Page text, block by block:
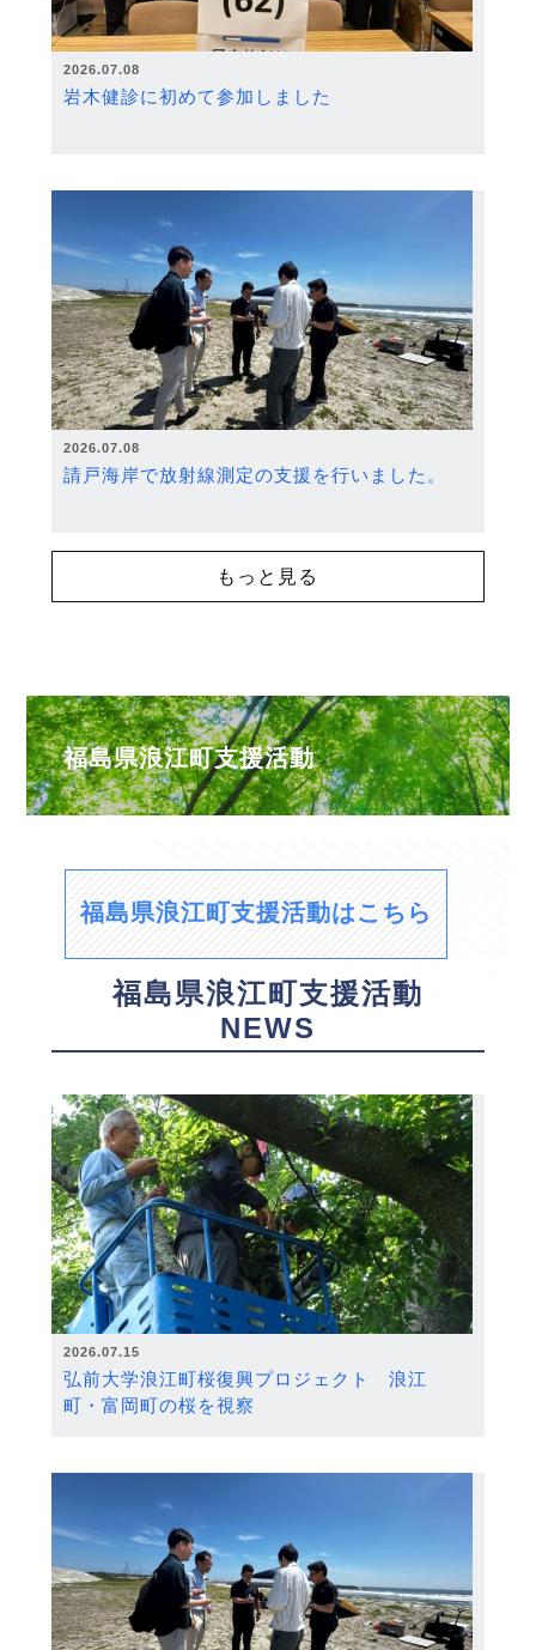
2026.07.08
岩木健診に初めて参加しました
2026.07.08
請戸海岸で放射線測定の支援を行いました。
もっと見る
福島県浪江町支援活動
福島県浪江町支援活動はこちら
福島県浪江町支援活動
NEWS
2026.07.15
弘前大学浪江町桜復興プロジェクト 浪江
町・富岡町の桜を視察